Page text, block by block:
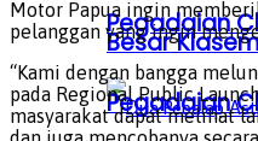
Pegadaian
Besar
Pegadaian
Motor Papua ingin
pelanggan yang ingin
“Kami dengan bangga
pada Regional Public
masyarakat dapat melihat